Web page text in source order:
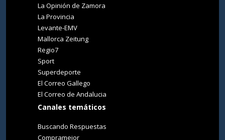
La Opinión de Zamora
La Provincia
Levante-EMV
Mallorca Zeitung
Regio7
Sport
Superdeporte
El Correo Gallego
El Correo de Andalucia
Canales temáticos
Buscando Respuestas
Compramejor